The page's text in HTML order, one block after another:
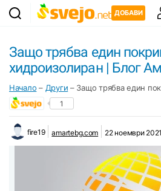
ДОБАВИ
Защо трябва един
хидроизолиран | Блог
Начало – Други – Защо трябва един
1
fire19 amartebg.com 22 ноември 2021